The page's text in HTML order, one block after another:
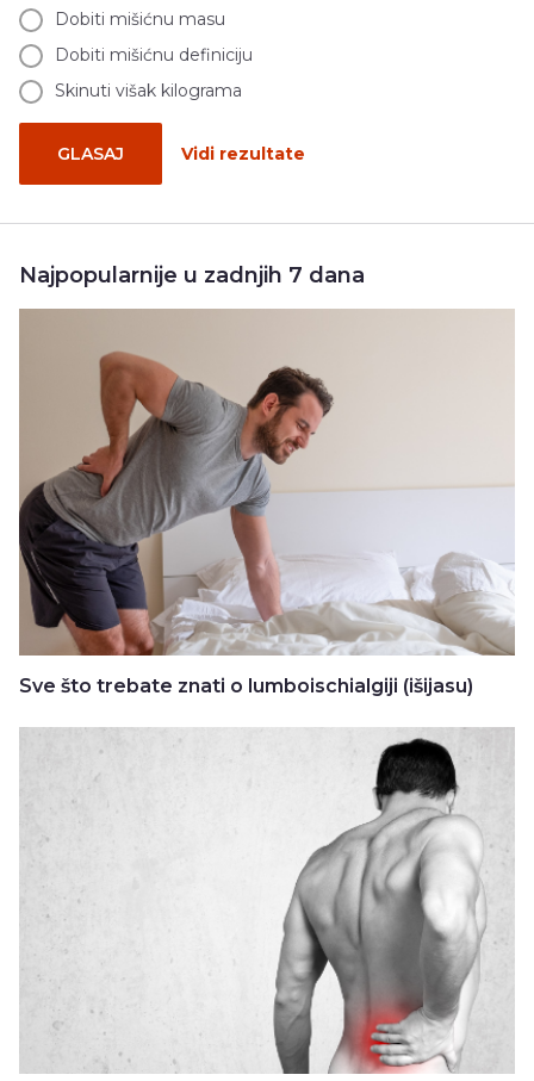
Dobiti mišićnu masu
Dobiti mišićnu definiciju
Skinuti višak kilograma
GLASAJ Vidi rezultate
Najpopularnije u zadnjih 7 dana
Sve što trebate znati o lumboischialgiji (išijasu)